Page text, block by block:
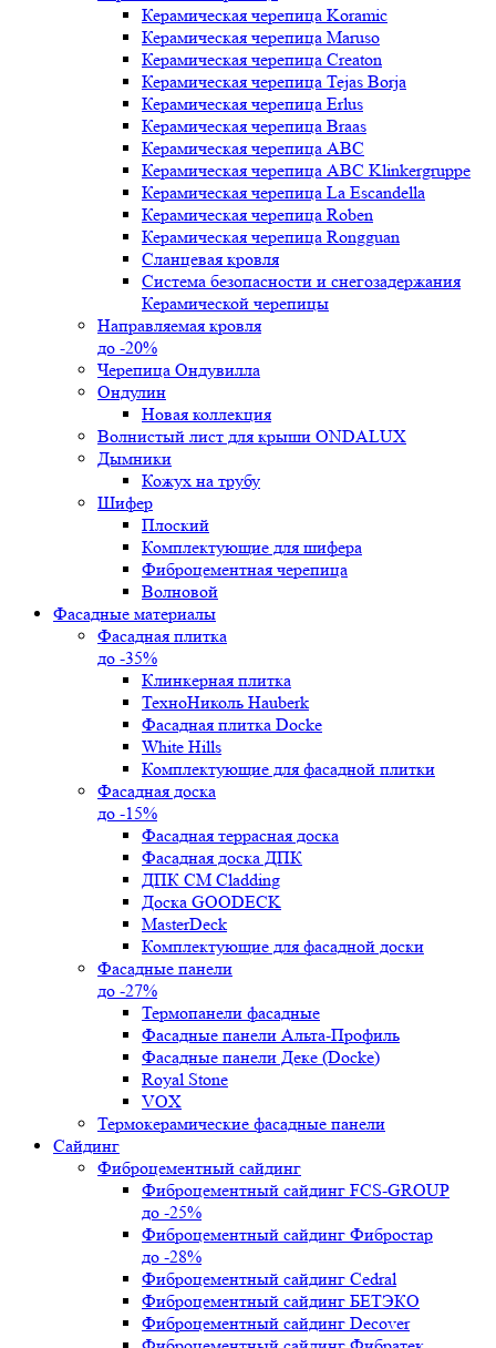
Керамическая черепица Koramic
Керамическая черепица Maruso
Керамическая черепица Creaton
Керамическая черепица Tejas Borja
Керамическая черепица Erlus
Керамическая черепица Braas
Керамическая черепица ABC
Керамическая черепица ABC Klinkergruppe
Керамическая черепица La Escandella
Керамическая черепица Roben
Керамическая черепица Rongguan
Сланцевая кровля
Система безопасности и снегозадержания
Керамической черепицы
Направляемая кровля
до -20%
Черепица Ондувилла
Ондулин
Новая коллекция
Волнистый лист для крыши ONDALUX
Дымники
Кожух на трубу
Шифер
Плоский
Комплектующие для шифера
Фиброцементная черепица
Волновой
Фасадные материалы
Фасадная плитка
до -35%
Клинкерная плитка
ТехноНиколь Hauberk
Фасадная плитка Docke
White Hills
Комплектующие для фасадной плитки
Фасадная доска
до -15%
Фасадная террасная доска
Фасадная доска ДПК
ДПК CM Cladding
Доска GOODECK
MasterDeck
Комплектующие для фасадной доски
Фасадные панели
до -27%
Термопанели фасадные
Фасадные панели Альта-Профиль
Фасадные панели Деке (Docke)
Royal Stone
VOX
Термокерамические фасадные панели
Сайдинг
Фиброцементный сайдинг
Фиброцементный сайдинг FCS-GROUP
до -25%
Фиброцементный сайдинг Фибростар
до -28%
Фиброцементный сайдинг Cedral
Фиброцементный сайдинг БЕТЭКО
Фиброцементный сайдинг Decover